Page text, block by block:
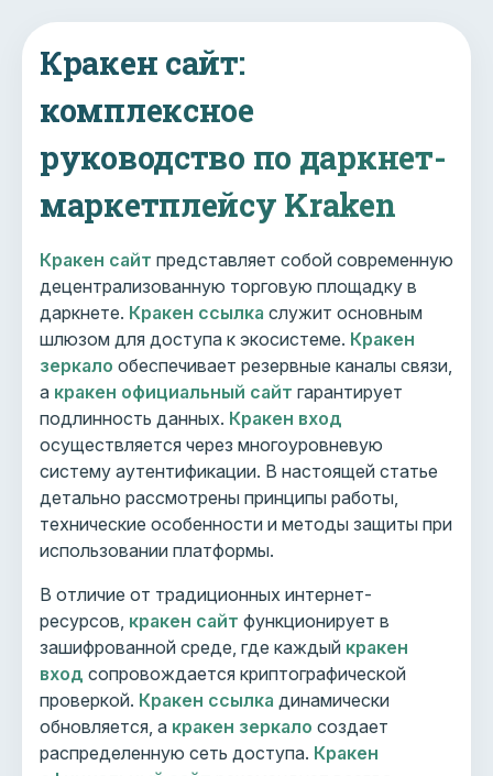
Кракен сайт:
комплексное
руководство по даркнет-
маркетплейсу Kraken
Кракен сайт представляет собой современную
децентрализованную торговую площадку в
даркнете. Кракен ссылка служит основным
шлюзом для доступа к экосистеме. Кракен
зеркало обеспечивает резервные каналы связи,
а кракен официальный сайт гарантирует
подлинность данных. Кракен вход
осуществляется через многоуровневую
систему аутентификации. В настоящей статье
детально рассмотрены принципы работы,
технические особенности и методы защиты при
использовании платформы.
В отличие от традиционных интернет-
ресурсов, кракен сайт функционирует в
зашифрованной среде, где каждый кракен
вход сопровождается криптографической
проверкой. Кракен ссылка динамически
обновляется, а кракен зеркало создает
распределенную сеть доступа. Кракен